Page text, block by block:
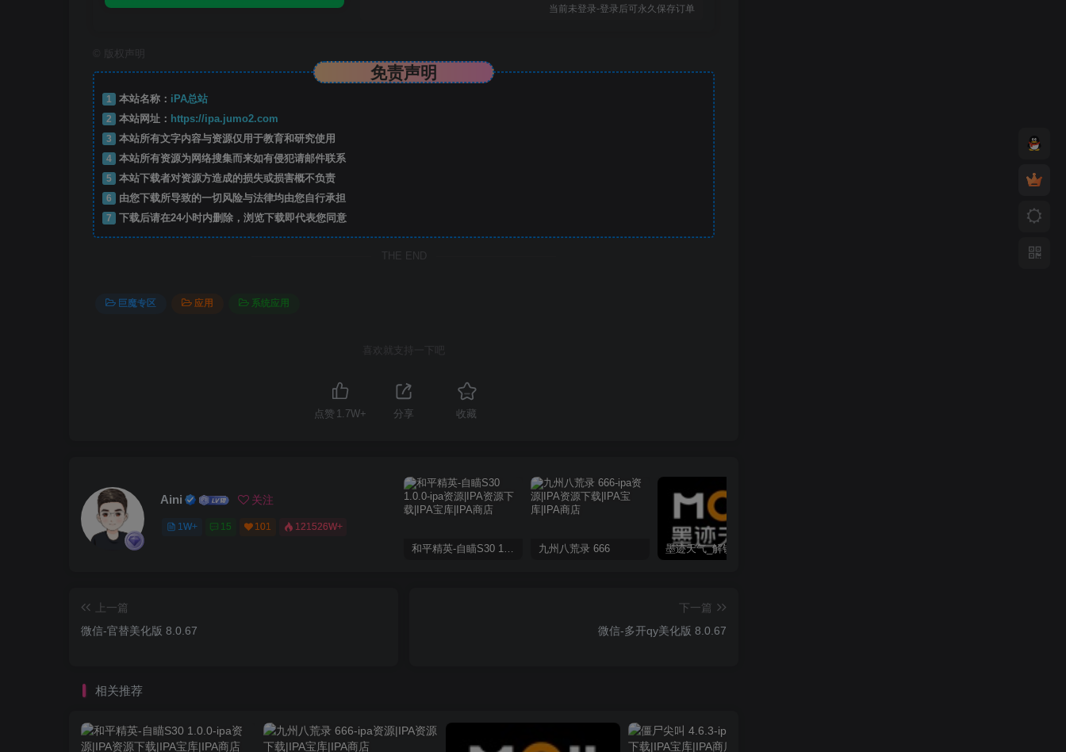
当前未登录-登录后可永久保存订单
版权声明
免责声明
1 本站名称： iPA总站
2
本站网址： https://ipa.jumo2.com
3
本站所有文字内容与资源仅用于教育和研究使用
4
本站所有资源为网络搜集而来如有侵犯请邮件联系
5
本站下载者对资源方造成的损失或损害概不负责
6
由您下载所导致的一切风险与法律均由您自行承担
7
下载后请在24小时内删除，浏览下载即代表您同意
THE END
巨魔专区 应用 系统应用
喜欢就支持一下吧
点赞 1.7W+ 分享 收藏
Aini 关注
1W+ 15 101
121526W+
和平精英-自瞄S30 1.0.0
九州八荒录 666
上一篇
微信-官替美化版 8.0.67
下一篇
微信-多开qy美化版 8.0.67
相关推荐